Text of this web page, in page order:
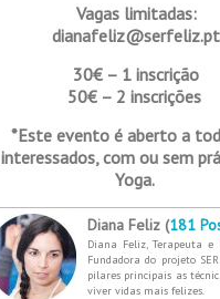
Vagas limitadas:
dianafeliz@serfeliz.pt
30€ – 1 inscrição
50€ – 2 inscrições
*Este evento é aberto a
interessados, com ou sem
Yoga.
Diana Feliz (181
Diana Feliz, Terapeuta e
Fundadora do projeto
pilares principais as
viver vidas mais felizes.